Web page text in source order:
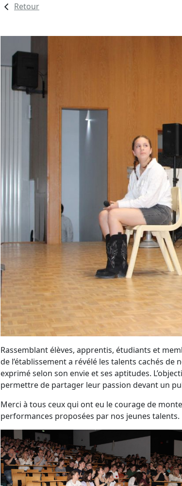
Retour
Rassemblant élèves, apprentis, étudiants et
de l’établissement a révélé les talents cachés
exprimé selon son envie et ses aptitudes.
permettre de partager leur passion devant un
Merci à tous ceux qui ont eu le courage de
performances proposées par nos jeunes talents.